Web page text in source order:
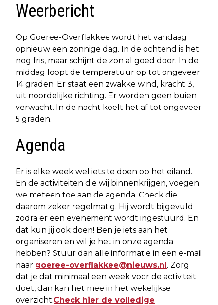
Weerbericht
Op Goeree-Overflakkee wordt het vandaag
opnieuw een zonnige dag. In de ochtend is het
nog fris, maar schijnt de zon al goed door. In de
middag loopt de temperatuur op tot ongeveer
14 graden. Er staat een zwakke wind, kracht 3,
uit noordelijke richting. Er worden geen buien
verwacht. In de nacht koelt het af tot ongeveer
5 graden.
Agenda
Er is elke week wel iets te doen op het eiland.
En de activiteiten die wij binnenkrijgen, voegen
we meteen toe aan de agenda. Check die
daarom zeker regelmatig. Hij wordt bijgevuld
zodra er een evenement wordt ingestuurd. En
dat kun jij ook doen! Ben je iets aan het
organiseren en wil je het in onze agenda
hebben? Stuur dan alle informatie in een e-mail
naar goeree-overflakkee@nieuws.nl. Zorg
dat je dat minimaal een week voor de activiteit
doet, dan kan het mee in het wekelijkse
overzicht.Check hier de volledige